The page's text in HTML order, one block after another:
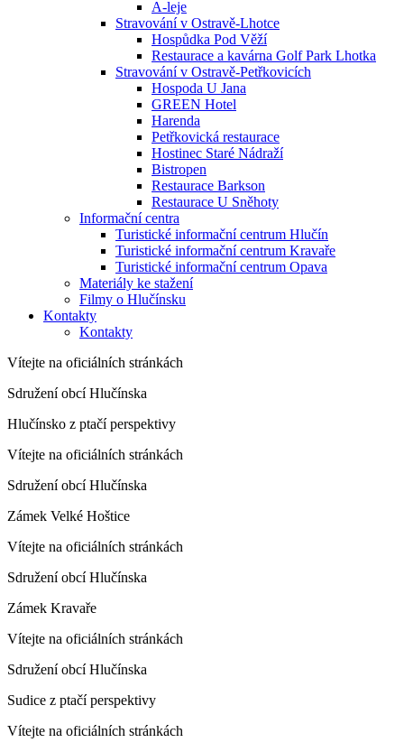
A-leje
Stravování v Ostravě-Lhotce
Hospůdka Pod Věží
Restaurace a kavárna Golf Park Lhotka
Stravování v Ostravě-Petřkovicích
Hospoda U Jana
GREEN Hotel
Harenda
Petřkovická restaurace
Hostinec Staré Nádraží
Bistropen
Restaurace Barkson
Restaurace U Sněhoty
Informační centra
Turistické informační centrum Hlučín
Turistické informační centrum Kravaře
Turistické informační centrum Opava
Materiály ke stažení
Filmy o Hlučínsku
Kontakty
Kontakty
Vítejte na oficiálních stránkách
Sdružení obcí Hlučínska
Hlučínsko z ptačí perspektivy
Vítejte na oficiálních stránkách
Sdružení obcí Hlučínska
Zámek Velké Hoštice
Vítejte na oficiálních stránkách
Sdružení obcí Hlučínska
Zámek Kravaře
Vítejte na oficiálních stránkách
Sdružení obcí Hlučínska
Sudice z ptačí perspektivy
Vítejte na oficiálních stránkách